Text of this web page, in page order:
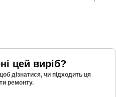
цей виріб?
дізнатися, чи підходить ця
ремонту.